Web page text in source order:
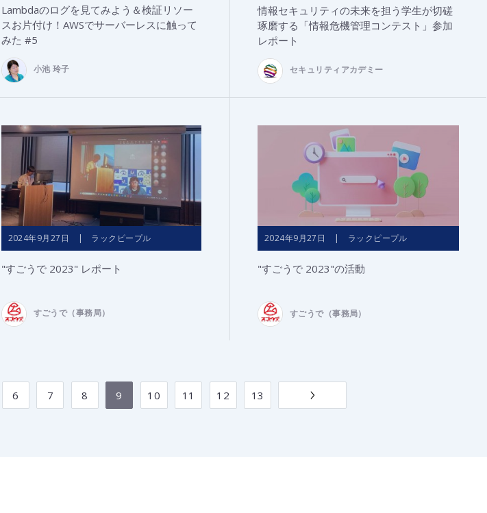
Lambdaのログを見てみよう＆検証リソー
スお片付け！AWSでサーバーレスに触って
みた #5
小池 玲子
情報セキュリティの未来を担う学生が切磋
琢磨する「情報危機管理コンテスト」参加
レポート
セキュリティアカデミー
2024年9月27日 | ラックピープル
"すごうで 2023" レポート
すごうで（事務局）
2024年9月27日 | ラックピープル
"すごうで 2023"の活動
すごうで（事務局）
6 7 8 9 10 11 12 13